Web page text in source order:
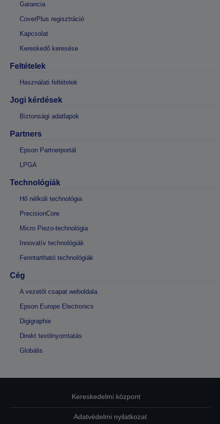
Garancia
CoverPlus regisztráció
Kapcsolat
Kereskedő keresése
Feltételek
Használati feltételek
Jogi kérdések
Biztonsági adatlapok
Partners
Epson Partnerportál
LPGA
Technológiák
Hő nélküli technológia
PrecisionCore
Micro Piezo-technológia
Innovatív technológiák
Fenntartható technológiák
Cég
A vezetői csapat weboldala
Epson Europe Electronics
Digigraphie
Direkt textilnyomtatás
Globális
Kereskedelmi központ
Adatvédelmi nyilatkozat